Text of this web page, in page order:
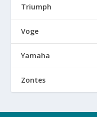
Triumph
Voge
Yamaha
Zontes